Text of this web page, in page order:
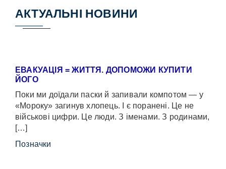
АКТУАЛЬНІ НОВИНИ
ЕВАКУАЦІЯ = ЖИТТЯ. ДОПОМОЖИ КУПИТИ
ЙОГО
Поки ми доїдали паски й запивали компотом — у
«Мороку» загинув хлопець. І є поранені. Це не
військові цифри. Це люди. З іменами. З родинами,
[…]
Позначки